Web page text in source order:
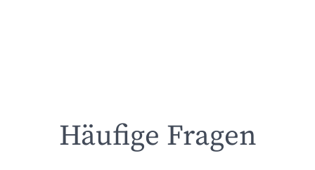
Häufige Fragen